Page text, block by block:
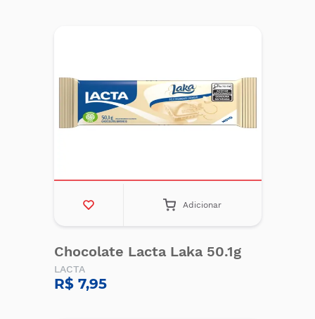
Adicionar
Chocolate Lacta Laka 50.1g
LACTA
R$ 7,95